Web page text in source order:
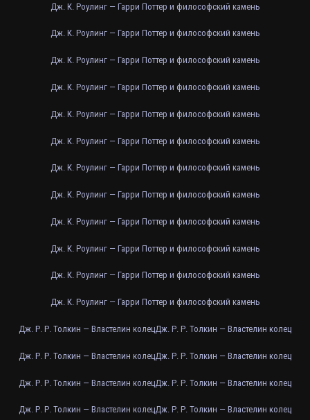
Дж. К. Роулинг — Гарри Поттер и философский камень
Дж. К. Роулинг — Гарри Поттер и философский камень
Дж. К. Роулинг — Гарри Поттер и философский камень
Дж. К. Роулинг — Гарри Поттер и философский камень
Дж. К. Роулинг — Гарри Поттер и философский камень
Дж. К. Роулинг — Гарри Поттер и философский камень
Дж. К. Роулинг — Гарри Поттер и философский камень
Дж. К. Роулинг — Гарри Поттер и философский камень
Дж. К. Роулинг — Гарри Поттер и философский камень
Дж. К. Роулинг — Гарри Поттер и философский камень
Дж. К. Роулинг — Гарри Поттер и философский камень
Дж. К. Роулинг — Гарри Поттер и философский камень
Дж. Р. Р. Толкин — Властелин колецДж. Р. Р. Толкин — Властелин колец
Дж. Р. Р. Толкин — Властелин колецДж. Р. Р. Толкин — Властелин колец
Дж. Р. Р. Толкин — Властелин колецДж. Р. Р. Толкин — Властелин колец
Дж. Р. Р. Толкин — Властелин колецДж. Р. Р. Толкин — Властелин колец